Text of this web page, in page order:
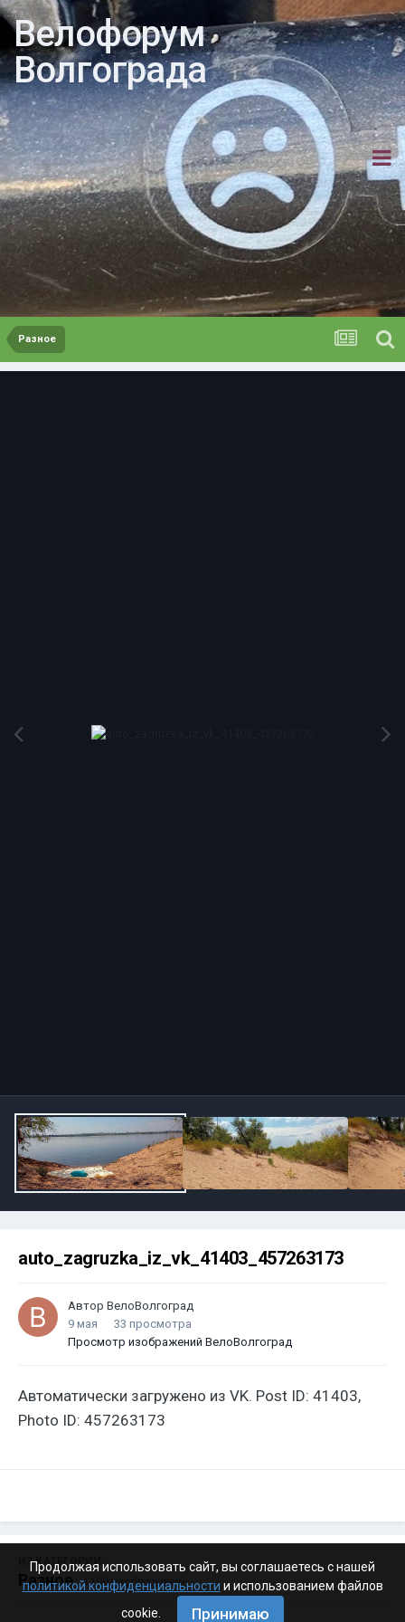
Велофорум
Волгограда
Разное
auto_zagruzka_iz_vk_41403_457263173
Автор ВелоВолгоград
9 мая
33 просмотра
Просмотр изображений ВелоВолгоград
Автоматически загружено из VK. Post ID: 41403,
Photo ID: 457263173
ИЗ КАТЕГОРИИ:
Разное · 4 199 изображений
Продолжая использовать сайт, вы соглашаетесь с нашей
политикой конфиденциальности и использованием файлов
cookie.
Принимаю